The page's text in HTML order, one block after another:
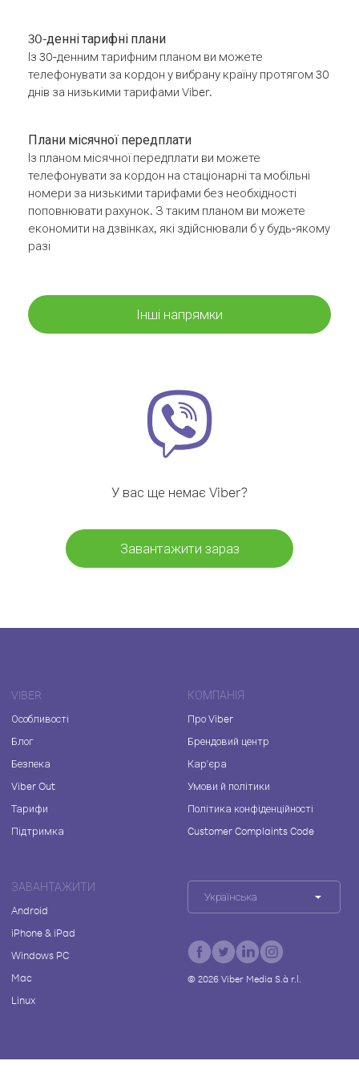
30-денні тарифні плани
Із 30-денним тарифним планом ви можете
телефонувати за кордон у вибрану країну протягом 30
днів за низькими тарифами Viber.
Плани місячної передплати
Із планом місячної передплати ви можете
телефонувати за кордон на стаціонарні та мобільні
номери за низькими тарифами без необхідності
поповнювати рахунок. З таким планом ви можете
економити на дзвінках, які здійснювали б у будь-якому
разі
Інші напрямки
У вас ще немає Viber?
Завантажити зараз
VIBER
Особливості
Блог
Безпека
Viber Out
Тарифи
Підтримка
КОМПАНІЯ
Про Viber
Брендовий центр
Кар'єра
Умови й політики
Політика конфіденційності
Customer Complaints Code
ЗАВАНТАЖИТИ
Android
iPhone & iPad
Windows PC
Mac
Linux
Українська
© 2026Viber Media S.à r.l.